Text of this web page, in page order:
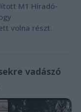
M1 Híradó-
volna részt.
vadászó